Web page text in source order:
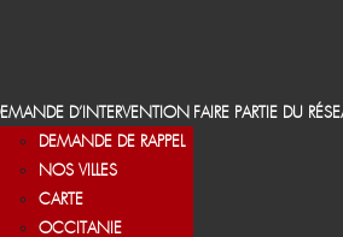
D’INTERVENTION
DEMANDE DE RAPPEL
NOS VILLES
CARTE
OCCITANIE
FAIRE PARTIE DU